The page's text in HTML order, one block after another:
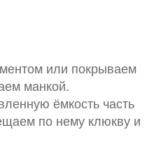
или покрываем
манкой.
ёмкость часть
по нему клюкву и